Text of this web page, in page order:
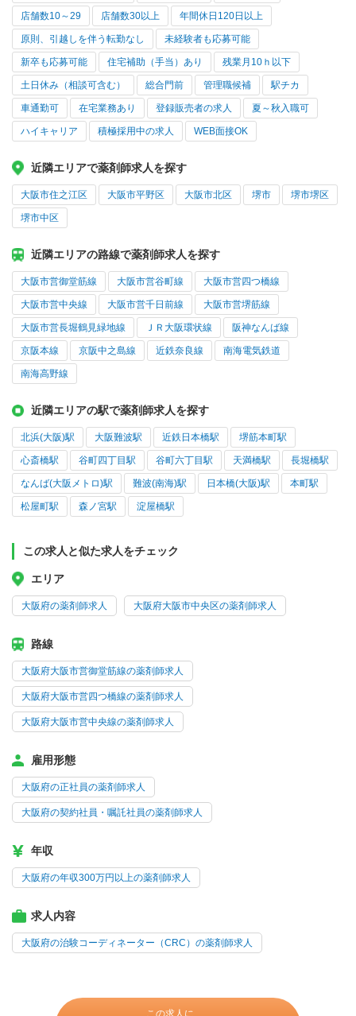
店舗数10～29 店舗数30以上 年間休日120日以上
原則、引越しを伴う転勤なし 未経験者も応募可能
新卒も応募可能 住宅補助（手当）あり 残業月10ｈ以下
土日休み（相談可含む） 総合門前 管理職候補 駅チカ
車通勤可 在宅業務あり 登録販売者の求人 夏～秋入職可
ハイキャリア 積極採用中の求人 WEB面接OK
近隣エリアで薬剤師求人を探す
大阪市住之江区 大阪市平野区 大阪市北区 堺市 堺市堺区
堺市中区
近隣エリアの路線で薬剤師求人を探す
大阪市営御堂筋線 大阪市営谷町線 大阪市営四つ橋線
大阪市営中央線 大阪市営千日前線 大阪市営堺筋線
大阪市営長堀鶴見緑地線 ＪＲ大阪環状線 阪神なんば線
京阪本線 京阪中之島線 近鉄奈良線 南海電気鉄道
南海高野線
近隣エリアの駅で薬剤師求人を探す
北浜(大阪)駅 大阪難波駅 近鉄日本橋駅 堺筋本町駅
心斎橋駅 谷町四丁目駅 谷町六丁目駅 天満橋駅 長堀橋駅
なんば(大阪メトロ)駅 難波(南海)駅 日本橋(大阪)駅 本町駅
松屋町駅 森ノ宮駅 淀屋橋駅
この求人と似た求人をチェック
エリア
大阪府の薬剤師求人 大阪府大阪市中央区の薬剤師求人
路線
大阪府大阪市営御堂筋線の薬剤師求人
大阪府大阪市営四つ橋線の薬剤師求人
大阪府大阪市営中央線の薬剤師求人
雇用形態
大阪府の正社員の薬剤師求人
大阪府の契約社員・嘱託社員の薬剤師求人
年収
大阪府の年収300万円以上の薬剤師求人
求人内容
大阪府の治験コーディネーター（CRC）の薬剤師求人